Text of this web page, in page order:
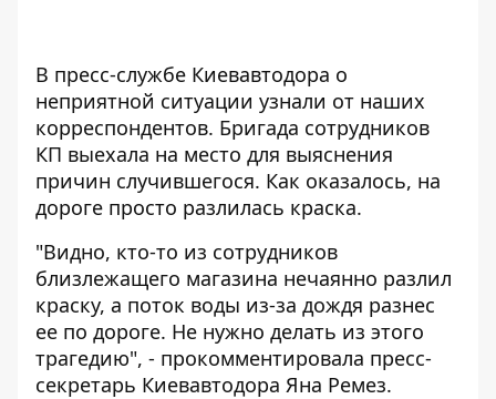
В пресс-службе Киевавтодора о
неприятной ситуации узнали от наших
корреспондентов. Бригада сотрудников
КП выехала на место для выяснения
причин случившегося. Как оказалось, на
дороге просто разлилась краска.
"Видно, кто-то из сотрудников
близлежащего магазина нечаянно разлил
краску, а поток воды из-за дождя разнес
ее по дороге. Не нужно делать из этого
трагедию", - прокомментировала пресс-
секретарь Киевавтодора Яна Ремез.